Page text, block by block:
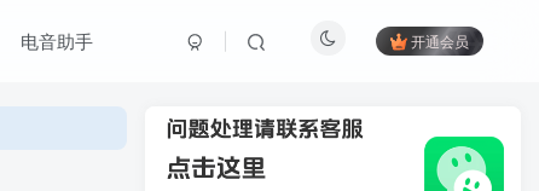
电音助手 开通会员